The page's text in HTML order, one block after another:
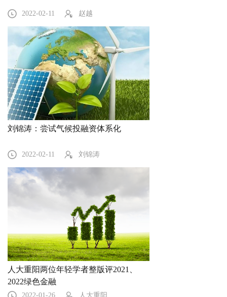
2022-02-11 赵越
刘锦涛：尝试气候投融资体系化
2022-02-11 刘锦涛
人大重阳两位年轻学者整版评2021、
2022绿色金融
2022-01-26 人大重阳